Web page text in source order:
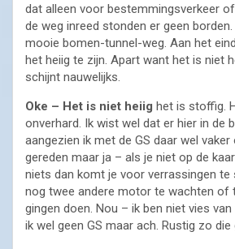
dat alleen voor bestemmingsverkeer
de weg inreed stonden er geen borden.
mooie bomen-tunnel-weg. Aan het
het heiig te zijn. Apart want het is niet
schijnt nauwelijks.
Oke – Het is niet heiig het is stoffig.
onverhard. Ik wist wel dat er hier in de
aangezien ik met de GS daar wel vaker
gereden maar ja – als je niet op de
niets dan komt je voor verrassingen te
nog twee andere motor te wachten of
gingen doen. Nou – ik ben niet vies
ik wel geen GS maar ach. Rustig zo die